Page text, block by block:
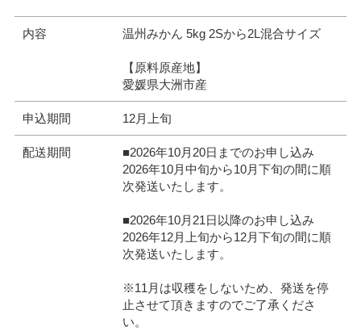
内容 温州みかん 5kg 2Sから2L混合サイズ
【原料原産地】
愛媛県大洲市産
申込期間 12月上旬
配送期間
■2026年10月20日までのお申し込み
2026年10月中旬から10月下旬の間に順
次発送いたします。
■2026年10月21日以降のお申し込み
2026年12月上旬から12月下旬の間に順
次発送いたします。
※11月は収穫をしないため、発送を停
止させて頂きますのでご了承くださ
い。